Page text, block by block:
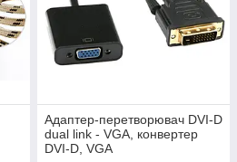
Адаптер-перетворювач DVI-D
dual link - VGA, конвертер
DVI-D, VGA